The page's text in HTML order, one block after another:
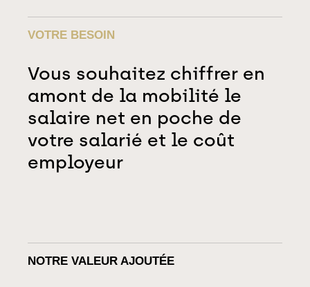
VOTRE BESOIN
Vous souhaitez chiffrer en
amont de la mobilité le
salaire net en poche de
votre salarié et le coût
employeur
NOTRE VALEUR AJOUTÉE